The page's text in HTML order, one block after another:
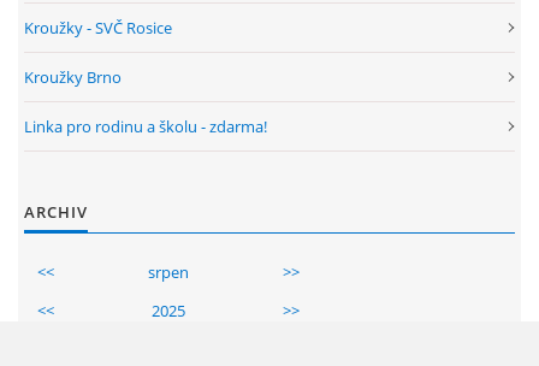
ŠKOLNÍ DRUŽINA
ŠKOLNÍ JÍDELNA
KROUŽKY
NAŠE ÚSPĚCHY
Kroužky - SVČ Rosice
Kroužky Brno
Linka pro rodinu a školu - zdarma!
ARCHIV
<< srpen
>>
<<
2025
>>